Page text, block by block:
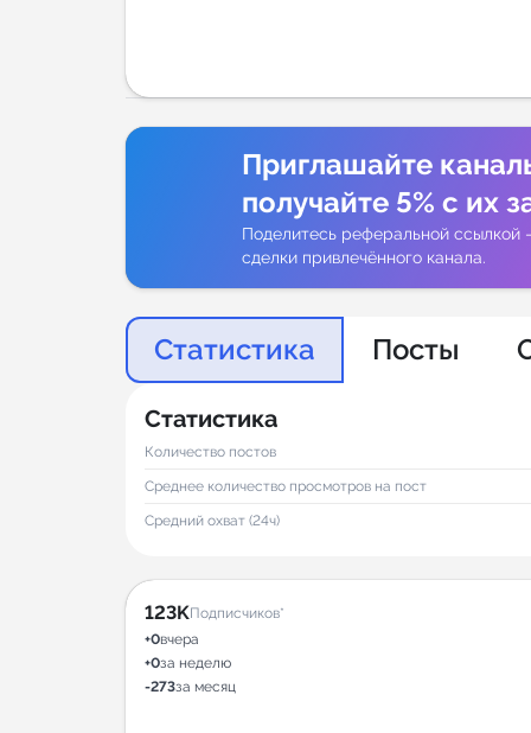
Приглашайте
получайте 5% с их
Поделитесь реферальной ссылкой
сделки привлечённого канала.
Статистика Посты
Статистика
Количество постов
Среднее количество просмотров на пост
Средний охват (24ч)
123KПодписчиков*
+0вчера
+0за неделю
-273за месяц